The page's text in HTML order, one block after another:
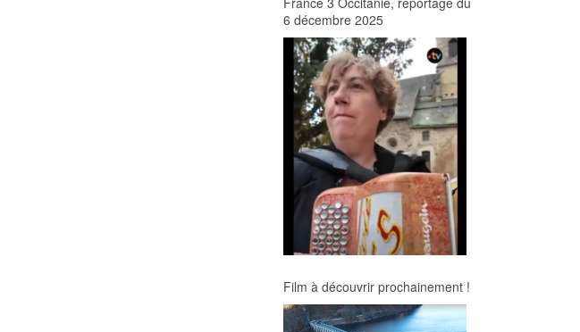
6 décembre 2025
Film à découvrir prochainement !